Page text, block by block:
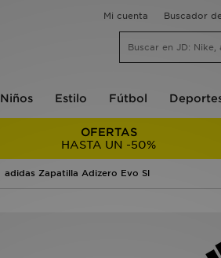
Mi cuenta Buscador
Niños Estilo Fútbol
OFERTAS
HASTA UN -50%
adidas Zapatilla Adizero Evo Sl